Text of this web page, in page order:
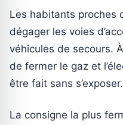
Les habitants proches
dégager les voies
véhicules de secours.
de fermer le gaz et
être fait sans s’exposer.
La consigne la plus